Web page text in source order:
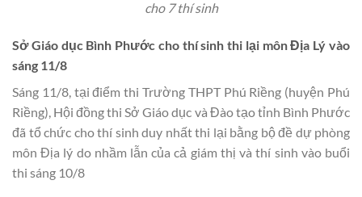
cho 7 thí sinh
Sở Giáo dục Bình Phước cho thí sinh thi lại môn Địa Lý vào
sáng 11/8
Sáng 11/8, tại điểm thi Trường THPT Phú Riềng (huyện Phú
Riềng), Hội đồng thi Sở Giáo dục và Đào tạo tỉnh Bình Phước
đã tổ chức cho thí sinh duy nhất thi lại bằng bộ đề dự phòng
môn Địa lý do nhầm lẫn của cả giám thị và thí sinh vào buổi
thi sáng 10/8